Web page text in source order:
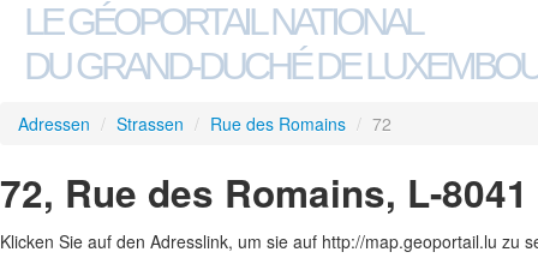
LE GÉOPORTAIL NATIONAL
DU GRAND-DUCHÉ DE
Adressen / Strassen / Rue des Romains / 72
72, Rue des Romains, L-
Klicken Sie auf den Adresslink, um sie auf http://map.geoportail.lu zu